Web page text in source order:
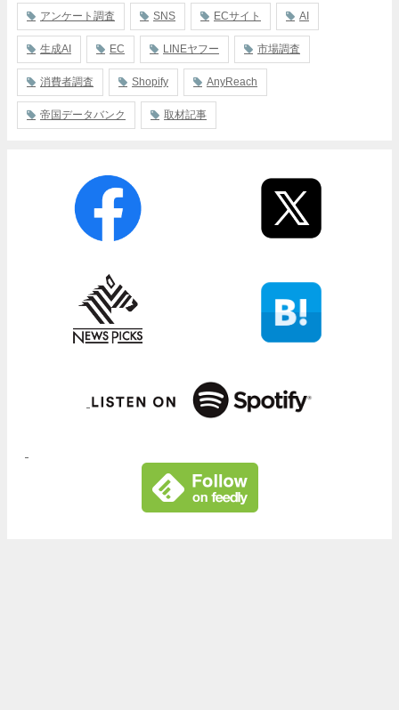
アンケート調査 SNS ECサイト AI
生成AI EC LINEヤフー 市場調査
消費者調査 Shopify AnyReach
帝国データバンク 取材記事